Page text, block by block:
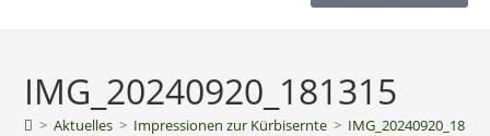
IMG_20240920_181315
> Aktuelles > Impressionen zur Kürbisernte >